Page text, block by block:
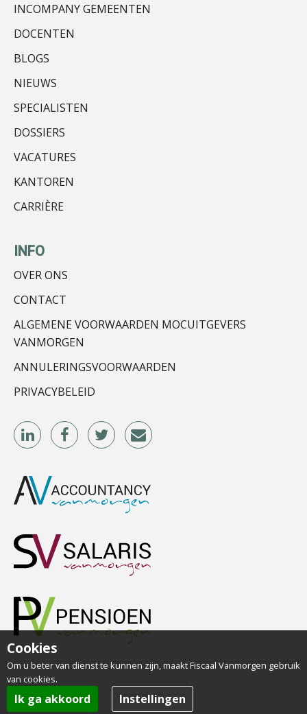
Winfred Merkus
Tim van Wordragen
INCOMPANY GEMEENTEN
DOCENTEN
BLOGS
NIEUWS
SPECIALISTEN
DOSSIERS
VACATURES
KANTOREN
CARRIÈRE
INFO
OVER ONS
CONTACT
ALGEMENE VOORWAARDEN MOCUITGEVERS
VANMORGEN
ANNULERINGSVOORWAARDEN
PRIVACYBELEID
Cookies
Om u beter van dienst te kunnen zijn, maakt Fiscaal Vanmorgen gebruik
van cookies.
Ik ga akkoord Instellingen